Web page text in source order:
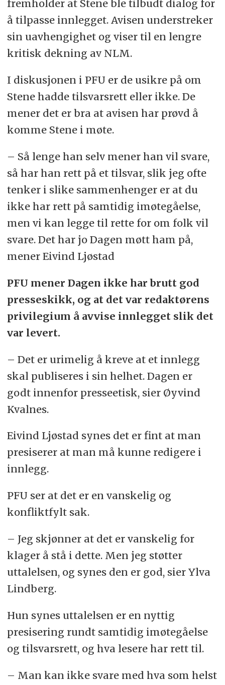
fremholder at Stene ble tilbudt dialog for
å tilpasse innlegget. Avisen understreker
sin uavhengighet og viser til en lengre
kritisk dekning av NLM.
I diskusjonen i PFU er de usikre på om
Stene hadde tilsvarsrett eller ikke. De
mener det er bra at avisen har prøvd å
komme Stene i møte.
– Så lenge han selv mener han vil svare,
så har han rett på et tilsvar, slik jeg ofte
tenker i slike sammenhenger er at du
ikke har rett på samtidig imøtegåelse,
men vi kan legge til rette for om folk vil
svare. Det har jo Dagen møtt ham på,
mener Eivind Ljøstad
PFU mener Dagen ikke har brutt god
presseskikk, og at det var redaktørens
privilegium å avvise innlegget slik det
var levert.
– Det er urimelig å kreve at et innlegg
skal publiseres i sin helhet. Dagen er
godt innenfor presseetisk, sier Øyvind
Kvalnes.
Eivind Ljøstad synes det er fint at man
presiserer at man må kunne redigere i
innlegg.
PFU ser at det er en vanskelig og
konfliktfylt sak.
– Jeg skjønner at det er vanskelig for
klager å stå i dette. Men jeg støtter
uttalelsen, og synes den er god, sier Ylva
Lindberg.
Hun synes uttalelsen er en nyttig
presisering rundt samtidig imøtegåelse
og tilsvarsrett, og hva lesere har rett til.
– Man kan ikke svare med hva som helst